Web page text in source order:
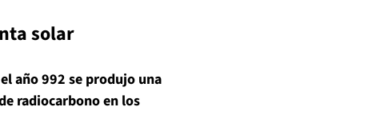
solar
el año 992 se produjo una
radiocarbono en los